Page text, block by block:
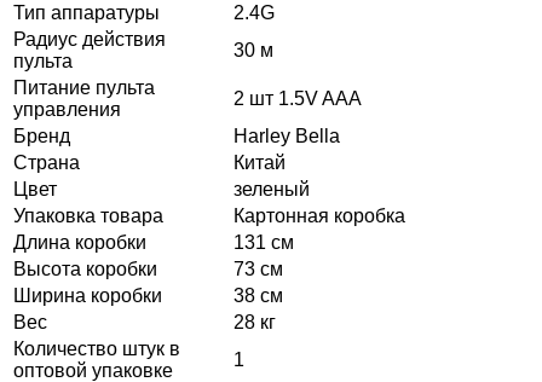
Тип аппаратуры
2.4G
Радиус действия
пульта
30 м
Питание пульта
управления
2 шт 1.5V AAA
Бренд
Harley Bella
Страна
Китай
Цвет
зеленый
Упаковка товара
Картонная коробка
Длина коробки
131 см
Высота коробки
73 см
Ширина коробки
38 см
Вес
28 кг
Количество штук в
оптовой упаковке
1